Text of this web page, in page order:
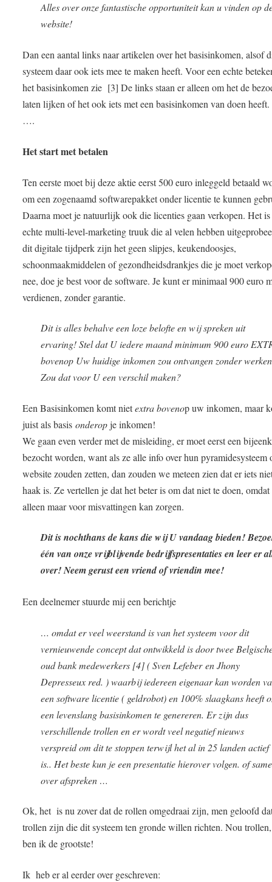
Alles over onze fantastische opportuniteit kan u vinden op
website!
Dan een aantal links naar artikelen over het basisinkomen, alsof
systeem daar ook iets mee te maken heeft. Voor een echte
het basisinkomen zie [3] De links staan er alleen om het de
laten lijken of het ook iets met een basisinkomen van doen
….
Het start met betalen
Ten eerste moet bij deze aktie eerst 500 euro inleggeld betaald
om een zogenaamd softwarepakket onder licentie te kunnen
Daarna moet je natuurlijk ook die licenties gaan verkopen. Het is
echte multi-level-marketing truuk die al velen hebben
dit digitale tijdperk zijn het geen slipjes, keukendoosjes,
schoonmaakmiddelen of gezondheidsdrankjes die je moet
nee, doe je best voor de software. Je kunt er minimaal 900 euro
verdienen, zonder garantie.
Dit is alles behalve een loze belofte en wij spreken uit
ervaring! Stel dat U iedere maand minimum 900 euro
bovenop Uw huidige inkomen zou ontvangen zonder
Zou dat voor U een verschil maken?
Een Basisinkomen komt nietextra bovenop uw inkomen, maar
juist als basisonderopje inkomen!
We gaan even verder met de misleiding, er moet eerst een
bezocht worden, want als ze alle info over hun pyramidesysteem
website zouden zetten, dan zouden we meteen zien dat er iets
haak is. Ze vertellen je dat het beter is om dat niet te doen,
alleen maar voor misvattingen kan zorgen.
Dit is nochthans de kans die wij U vandaag bieden!
één van onze vrijblijvende bedrijfspresentaties en leer er
over! Neem gerust een vriend of vriendin mee!
Een deelnemer stuurde mij een berichtje
… omdat er veel weerstand is van het systeem voor dit
vernieuwende concept dat ontwikkeld is door twee
oud bank medewerkers [4] ( Sven Lefeber en Jhony
Depresseux red. ) waarbij iedereen eigenaar kan worden
een software licentie ( geldrobot) en 100% slaagkans heeft
een levenslang basisinkomen te genereren. Er zijn dus
verschillende trollen en er wordt veel negatief nieuws
verspreid om dit te stoppen terwijl het al in 25 landen actief
is.. Het beste kun je een presentatie hierover volgen. of
over afspreken …
Ok, het is nu zover dat de rollen omgedraai zijn, men geloofd
trollen zijn die dit systeem ten gronde willen richten. Nou
ben ik de grootste!
Ik heb er al eerder over geschreven: